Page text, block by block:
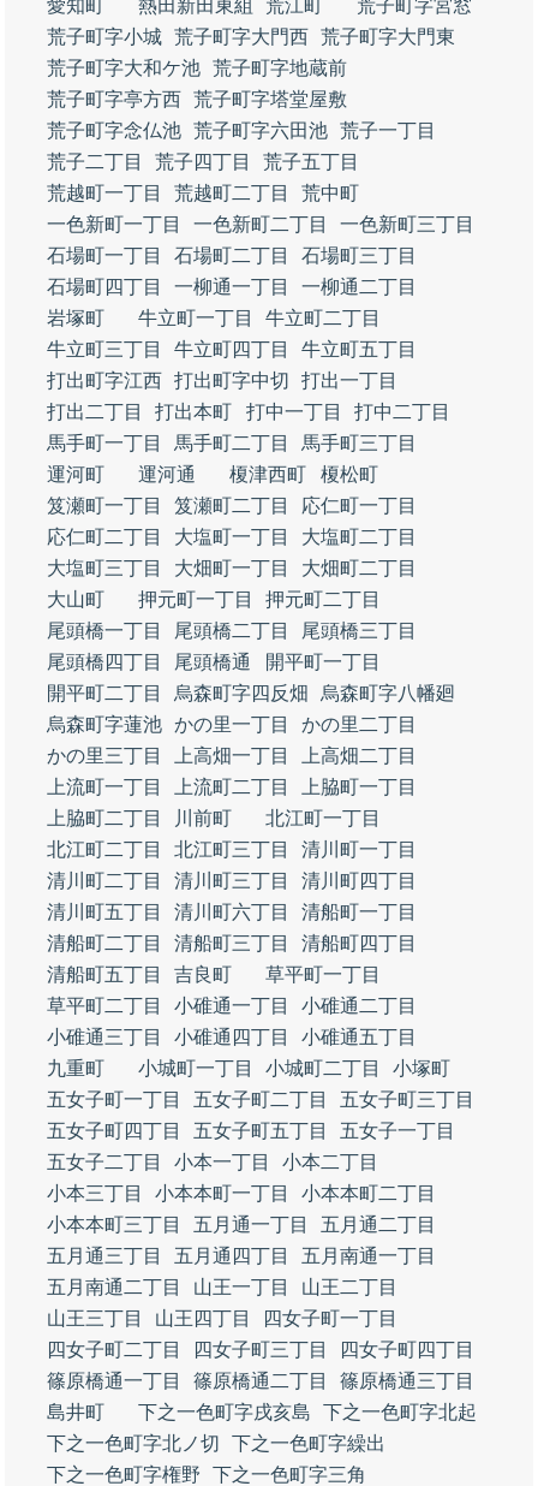
愛知町 熱田新田東組 荒江町
荒子町字宮窓
荒子町字小城 荒子町字大門西 荒子町字大門東
荒子町字大和ケ池 荒子町字地蔵前
荒子町字亭方西 荒子町字塔堂屋敷
荒子町字念仏池 荒子町字六田池 荒子一丁目
荒子二丁目
荒子四丁目
荒子五丁目
荒越町一丁目
荒越町二丁目
荒中町
一色新町一丁目
一色新町二丁目
一色新町三丁目
石場町一丁目
石場町二丁目
石場町三丁目
石場町四丁目
一柳通一丁目
一柳通二丁目
岩塚町
牛立町一丁目
牛立町二丁目
牛立町三丁目
牛立町四丁目
牛立町五丁目
打出町字江西 打出町字中切
打出一丁目
打出二丁目
打出本町 打中一丁目
打中二丁目
馬手町一丁目
馬手町二丁目
馬手町三丁目
運河町
運河通 榎津西町
榎松町
笈瀬町一丁目
笈瀬町二丁目
応仁町一丁目
応仁町二丁目
大塩町一丁目
大塩町二丁目
大塩町三丁目
大畑町一丁目
大畑町二丁目
大山町
押元町一丁目
押元町二丁目
尾頭橋一丁目
尾頭橋二丁目
尾頭橋三丁目
尾頭橋四丁目
尾頭橋通
開平町一丁目
開平町二丁目
烏森町字四反畑
烏森町字八幡廻
烏森町字蓮池 かの里一丁目
かの里二丁目
かの里三丁目
上高畑一丁目
上高畑二丁目
上流町一丁目
上流町二丁目
上脇町一丁目
上脇町二丁目
川前町
北江町一丁目
北江町二丁目
北江町三丁目
清川町一丁目
清川町二丁目
清川町三丁目
清川町四丁目
清川町五丁目
清川町六丁目
清船町一丁目
清船町二丁目
清船町三丁目
清船町四丁目
清船町五丁目
吉良町
草平町一丁目
草平町二丁目
小碓通一丁目
小碓通二丁目
小碓通三丁目
小碓通四丁目
小碓通五丁目
九重町
小城町一丁目 小城町二丁目
小塚町
五女子町一丁目
五女子町二丁目
五女子町三丁目
五女子町四丁目
五女子町五丁目
五女子一丁目
五女子二丁目
小本一丁目
小本二丁目
小本三丁目
小本本町一丁目
小本本町二丁目
小本本町三丁目
五月通一丁目
五月通二丁目
五月通三丁目
五月通四丁目
五月南通一丁目
五月南通二丁目
山王一丁目
山王二丁目
山王三丁目
山王四丁目
四女子町一丁目
四女子町二丁目
四女子町三丁目
四女子町四丁目
篠原橋通一丁目
篠原橋通二丁目
篠原橋通三丁目
島井町
下之一色町字戌亥島
下之一色町字北起
下之一色町字北ノ切
下之一色町字繰出
下之一色町字権野
下之一色町字三角